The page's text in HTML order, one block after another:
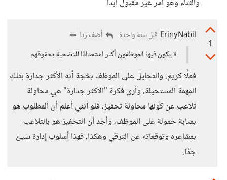
والثناء وهو أمر غير مقبول أبدا
1
ErinyNabil قبل سنة واحدة
أضف ردا
ة يكون فيها الموظفون أكثر استعدادًا للتضحية بحقوقهم
فعلًا كريم، والتحايل على الموظف بحُجة أنه الأكثر جدارة بتلك
المهمة المستحيلة، وأرى فكرة "الأكثر جدارة" هي محاولة
تلاعب عن كونها محاولة تحفيز، فلو أنني أعلم أن المطلوب هو
بمثابة حمولة على الموظف، وأجد أن التحفيز هو بالتلاعب
بمشاعره وتوقعاته عن الترقي وهكذا، فهذا أسلوب إدارة سيئ
جدًا.